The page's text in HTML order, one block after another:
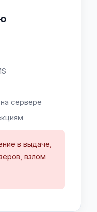
сервере
в выдаче,
взлом